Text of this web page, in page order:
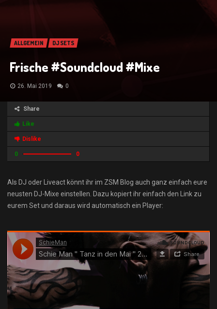
ALLGEMEIN DJ SETS
Frische #Soundcloud #Mixe
26. Mai 2019 0
Share
Like
Dislike
0 0
Als DJ oder Liveact könnt ihr im ZSM Blog auch ganz einfach eure
neusten DJ-Mixe einstellen. Dazu kopiert ihr einfach den Link zu
eurem Set und daraus wird automatisch ein Player: